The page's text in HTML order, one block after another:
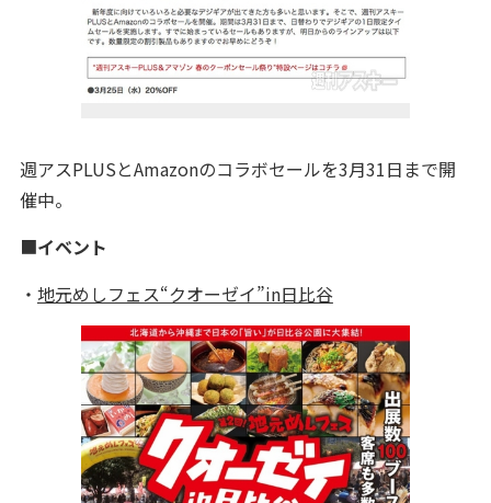
週アスPLUSとAmazonのコラボセールを3月31日まで開
催中。
■イベント
・ 地元めしフェス“クオーゼイ”in日比谷